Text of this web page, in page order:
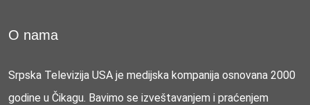
O nama
Srpska Televizija USA je medijska kompanija osnovana 2000
godine u Čikagu. Bavimo se izveštavanjem i praćenjem